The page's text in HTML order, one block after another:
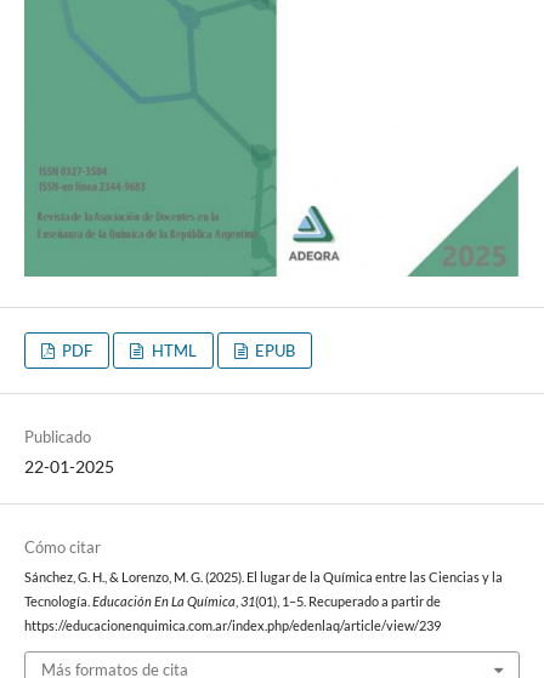
PDF HTML EPUB
Publicado
22-01-2025
Cómo citar
Sánchez, G. H., & Lorenzo, M. G. (2025). El lugar de la Química entre las Ciencias y la
Tecnología. Educación En La Química 31(01), 1–5. Recuperado a partir de
https://educacionenquimica.com.ar/index.php/edenlaq/article/view/239
Más formatos de cita